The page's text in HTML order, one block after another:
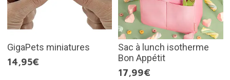
GigaPets miniatures
14,95€
Sac à lunch isotherme
Bon Appétit
17,99€